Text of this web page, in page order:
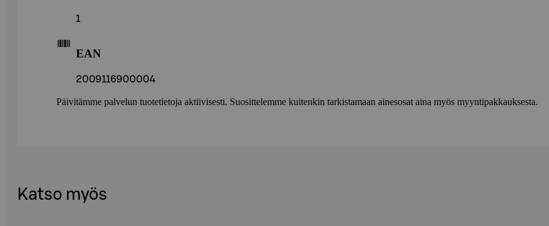
1
EAN
2009116900004
Päivitämme palvelun tuotetietoja aktiivisesti. Suosittelemme kuitenkin tarkistamaan ainesosat aina myös myyntipakkauksesta.
Katso myös